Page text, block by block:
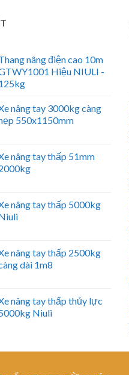
nâng điện cao 10m
Hiệu NIULI -
nâng tay 3000kg càng
550x1150mm
nâng tay thấp 51mm
nâng tay thấp 5000kg
nâng tay thấp 2500kg
dài 1m8
nâng tay thấp thủy lực
Niuli